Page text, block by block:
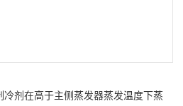
剂在高于主侧蒸发器蒸发温度下蒸